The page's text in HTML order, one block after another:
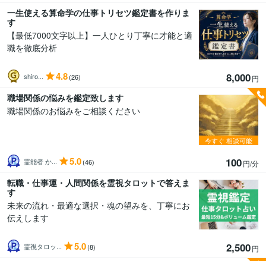
一生使える算命学の仕事トリセツ鑑定書を作りま
す
【最低7000文字以上】一人ひとり丁寧に才能と適
職を徹底分析
shiro... 4.8(26) 8,000円
職場関係の悩みを鑑定致します
職場関係のお悩みをご相談ください
霊能者 か... 5.0(46) 100円/分
今すぐ 相談可能
転職・仕事運・人間関係を霊視タロットで答えま
す
未来の流れ・最適な選択・魂の望みを、丁寧にお
伝えします
霊視タロッ... 5.0(8) 2,500円